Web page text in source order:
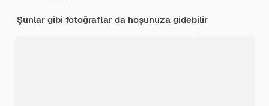
Şunlar gibi fotoğraflar da hoşunuza gidebilir